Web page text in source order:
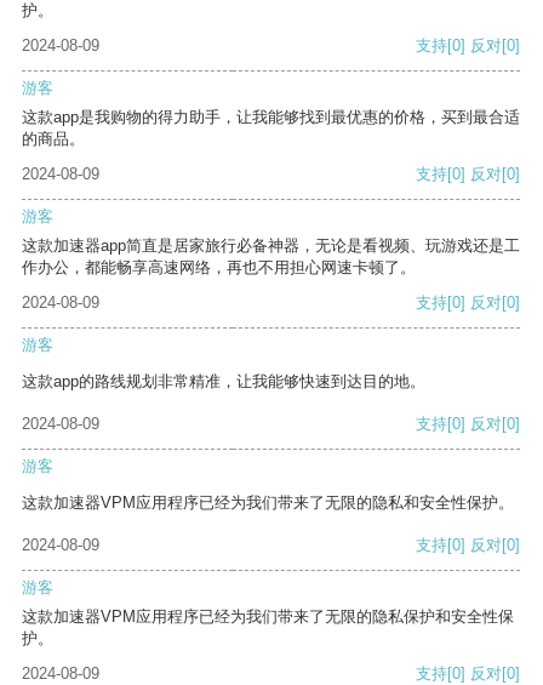
护。
2024-08-09
支持[0] 反对[0]
游客
这款app是我购物的得力助手，让我能够找到最优惠的价格，买到最合适
的商品。
2024-08-09
支持[0] 反对[0]
游客
这款加速器app简直是居家旅行必备神器，无论是看视频、玩游戏还是工
作办公，都能畅享高速网络，再也不用担心网速卡顿了。
2024-08-09
支持[0] 反对[0]
游客
这款app的路线规划非常精准，让我能够快速到达目的地。
2024-08-09 支持[0] 反对[0]
游客
这款加速器VPM应用程序已经为我们带来了无限的隐私和安全性保护。
2024-08-09 支持[0] 反对[0]
游客
这款加速器VPM应用程序已经为我们带来了无限的隐私保护和安全性保
护。
2024-08-09
支持[0] 反对[0]